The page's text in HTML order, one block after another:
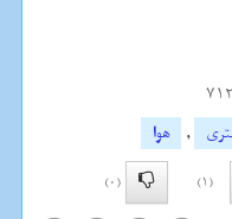
712
,
هوا
(1)
(0)